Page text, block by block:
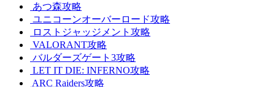
あつ森攻略
ユニコーンオーバーロード攻略
ロストジャッジメント攻略
VALORANT攻略
バルダーズゲート3攻略
LET IT DIE: INFERNO攻略
ARC Raiders攻略